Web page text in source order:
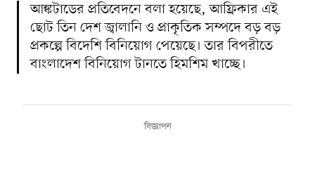
আঙ্কটাডের প্রতিবেদনে বলা হয়েছে, আফ্রিকার এই
ছোট তিন দেশ জ্বালানি ও প্রাকৃতিক সম্পদে বড় বড়
প্রকল্পে বিদেশি বিনিয়োগ পেয়েছে। তার বিপরীতে
বাংলাদেশ বিনিয়োগ টানতে হিমশিম খাচ্ছে।
বিজ্ঞাপন